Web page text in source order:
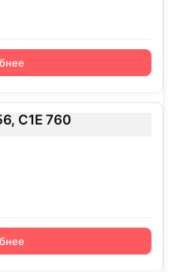
C1E 760